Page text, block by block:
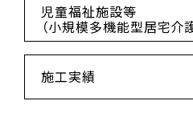
児童福祉施設等
（小規模多機能型居宅介
施工実績